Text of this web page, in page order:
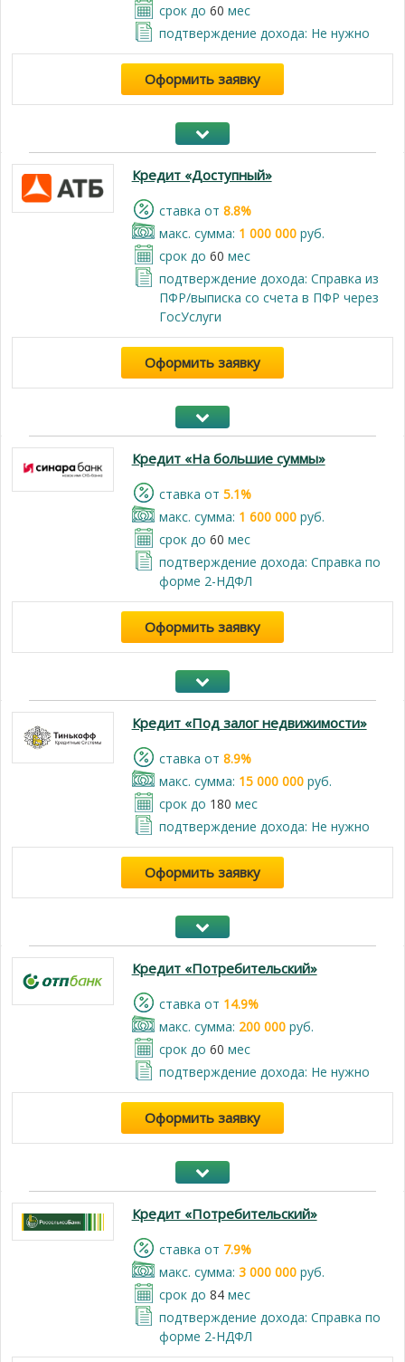
срок до 60 мес
подтверждение дохода: Не нужно
Оформить заявку
Кредит «Доступный»
cтавка от 8.8%
макс. сумма: 1 000 000руб.
срок до 60 мес
подтверждение дохода: Справка из
ПФР/выписка со счета в ПФР через
ГосУслуги
Оформить заявку
Кредит «На большие суммы»
cтавка от 5.1%
макс. сумма: 1 600 000руб.
срок до 60 мес
подтверждение дохода: Справка по
форме 2-НДФЛ
Оформить заявку
Кредит «Под залог недвижимости»
cтавка от 8.9%
макс. сумма: 15 000 000руб.
срок до 180 мес
подтверждение дохода: Не нужно
Оформить заявку
Кредит «Потребительский»
cтавка от 14.9%
макс. сумма: 200 000руб.
срок до 60 мес
подтверждение дохода: Не нужно
Оформить заявку
Кредит «Потребительский»
cтавка от 7.9%
макс. сумма: 3 000 000руб.
срок до 84мес
подтверждение дохода: Справка по
форме 2-НДФЛ